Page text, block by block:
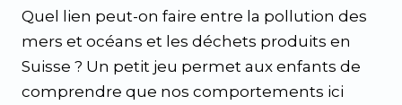
Quel lien peut-on faire entre la pollution des
mers et océans et les déchets produits en
Suisse ? Un petit jeu permet aux enfants de
comprendre que nos comportements ici